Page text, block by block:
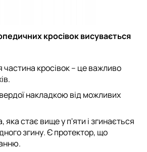
кросівок висувається
частина кросівок – це важливо
накладкою від можливих
яка стає вище у п'яти і згинається
згину. Є протектор, що